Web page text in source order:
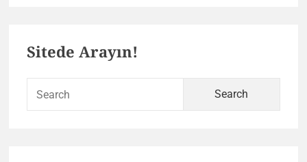
Sitede Arayın!